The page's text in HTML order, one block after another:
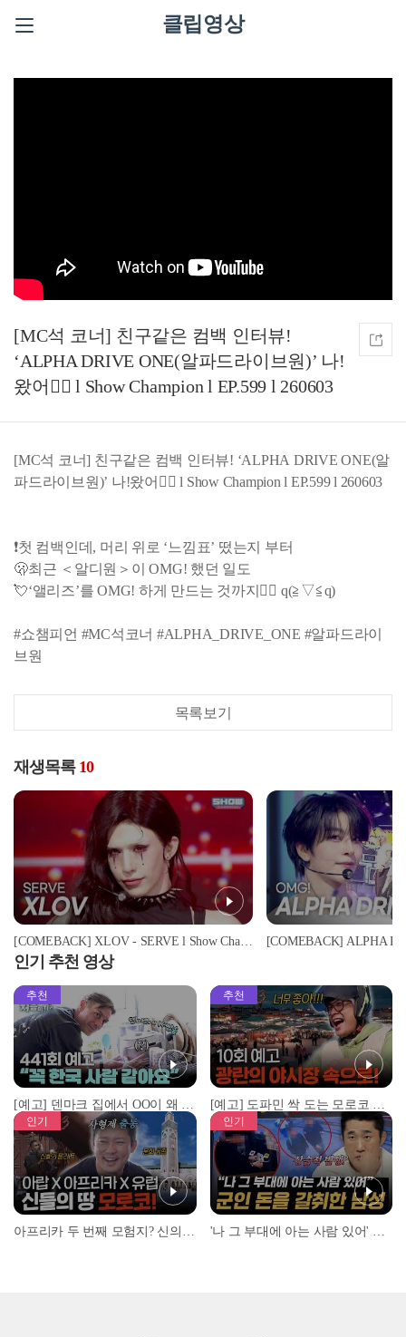
클립영상
[MC석 코너] 친구같은 컴백 인터뷰!
‘ALPHA DRIVE ONE(알파드라이브원)’ 나!
왔어✋🏻 l Show Champion l EP.599 l 260603
[MC석 코너] 친구같은 컴백 인터뷰! ‘ALPHA DRIVE ONE(알
파드라이브원)’ 나!왔어✋🏻 l Show Champion l EP.599 l 260603
❗첫 컴백인데, 머리 위로 ‘느낌표’ 떴는지 부터
🫢최근 ＜알디원＞이 OMG! 했던 일도
💘‘앨리즈’를 OMG! 하게 만드는 것까지✋🏻 q(≧▽≦q)
#쇼챔피언 #MC석코너 #ALPHA_DRIVE_ONE #알파드라이
브원
목록보기
재생목록 10
[COMEBACK] XLOV - SERVE l Show Champion l EP.599 l 260603
인기 추천 영상
추천
[예고] 덴마크 집에서 OO이 왜 나와...? 이상할 정도로 한국을 사랑하는 우리 형을 제보합니다!
추천
[예고] 도파민 싹 도는 모로코 야시장 투어!
인기 인기